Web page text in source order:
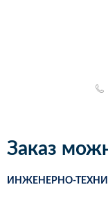
Заказ
ИНЖЕНЕРНО-